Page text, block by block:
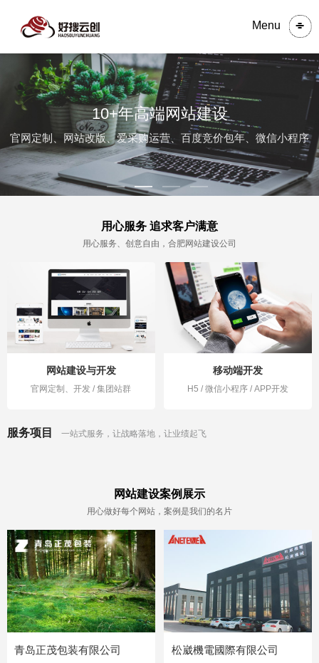
Menu
10+年高端网站建设
官网定制、网站改版、爱采购运营、百度竞价包年、微信小程序
用心服务 追求客户满意
用心服务、创意自由，合肥网站建设公司
网站建设与开发
官网定制、开发 / 集团站群
移动端开发
H5 / 微信小程序 / APP开发
服务项目 一站式服务，让战略落地，让业绩起飞
网站建设案例展示
用心做好每个网站，案例是我们的名片
青岛正茂包装有限公司 松崴機電國際有限公司